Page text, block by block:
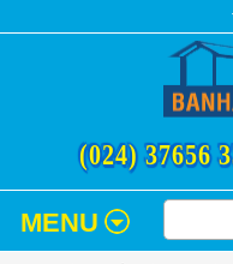
(024) 37656
MENU